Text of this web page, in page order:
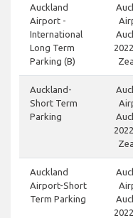
Auckland
Airport -
International
Long Term
Parking (B)
Auckland-
Short Term
Parking
Auckland
Airport-Short
Term Parking